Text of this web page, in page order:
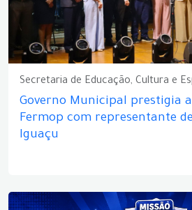
Secretaria de Educação, Cultura e
Governo Municipal prestigia
Fermop com representante
Iguaçu